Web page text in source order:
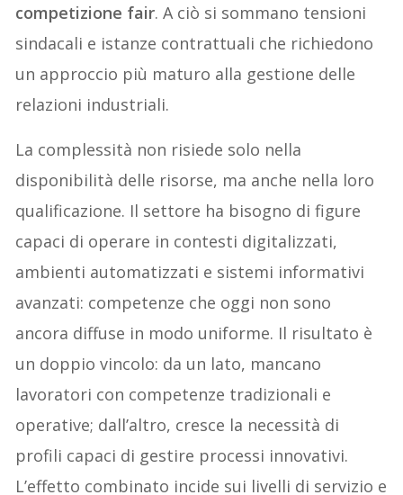
competizione fair. A ciò si sommano tensioni
sindacali e istanze contrattuali che richiedono
un approccio più maturo alla gestione delle
relazioni industriali.
La complessità non risiede solo nella
disponibilità delle risorse, ma anche nella loro
qualificazione. Il settore ha bisogno di figure
capaci di operare in contesti digitalizzati,
ambienti automatizzati e sistemi informativi
avanzati: competenze che oggi non sono
ancora diffuse in modo uniforme. Il risultato è
un doppio vincolo: da un lato, mancano
lavoratori con competenze tradizionali e
operative; dall’altro, cresce la necessità di
profili capaci di gestire processi innovativi.
L’effetto combinato incide sui livelli di servizio e